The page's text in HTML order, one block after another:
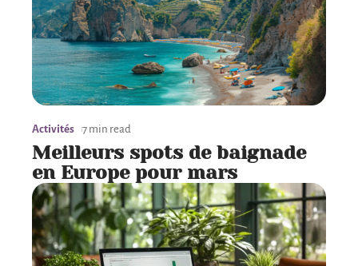
Activités 7 min read
Meilleurs spots de baignade
en Europe pour mars